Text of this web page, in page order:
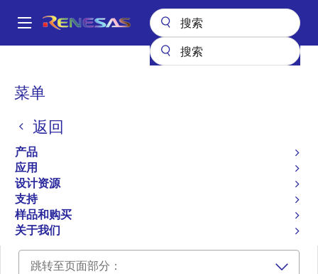
到
Main
菜单
返回
产品
应用
设计资源
支持
样品和购买
关于我们
面
屑
ZSPM4141W12KIT
Evaluation Kit for
ZSPM4141W12
ZSPM4141W12KIT
跳转至页面部分：